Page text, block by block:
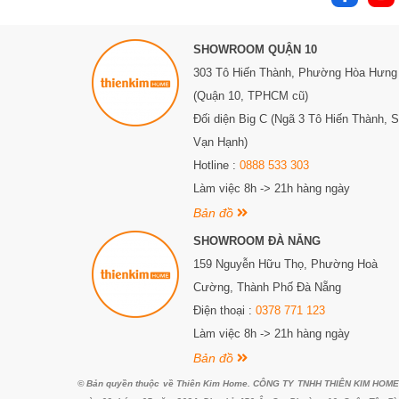
điểm vượt trội về hiệu suất nấu ăn, tiết kiệm thời gian
từ được đánh giá là một giải pháp tiên tiến và đáng
bếp tốt nhất cho gia đình hoặc nhà hàng của mình,
SHOWROOM QUẬN 10
303 Tô Hiến Thành, Phường Hòa Hưng
(Quận 10, TPHCM cũ)
Đối diện Big C (Ngã 3 Tô Hiến Thành,
Vạn Hạnh)
Hotline : 0888 533 303
Làm việc 8h -> 21h hàng ngày
Bản đồ
SHOWROOM ĐÀ NẴNG
159 Nguyễn Hữu Thọ, Phường Hoà
Cường, Thành Phố Đà Nẵng
Điện thoại : 0378 771 123
Làm việc 8h -> 21h hàng ngày
Bản đồ
© Bản quyền thuộc về Thiên Kim Home. CÔNG TY TNHH THIÊN KIM